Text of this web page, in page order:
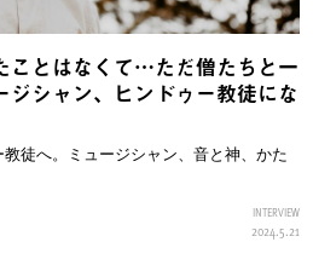
ことはなくて…ただ僧たちと一
シャン、ヒンドゥー教徒にな
徒へ。ミュージシャン、音と神、かた
INTERVIEW
2024.5.21